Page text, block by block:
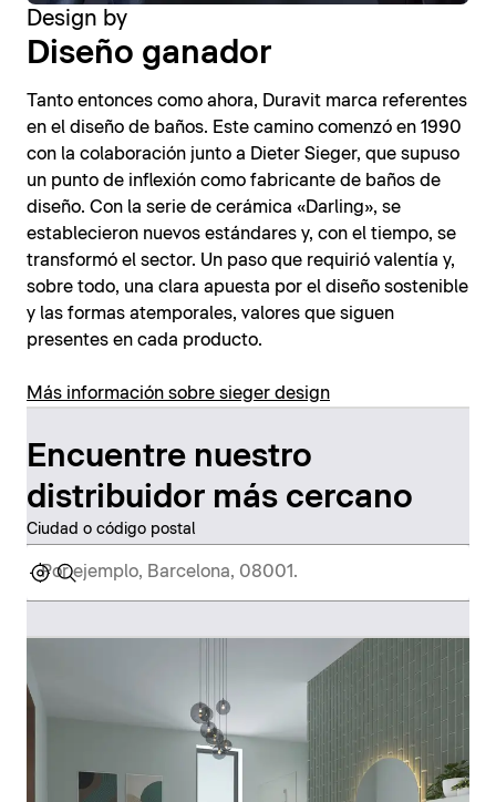
Design by
Diseño ganador
Tanto entonces como ahora, Duravit marca referentes
en el diseño de baños. Este camino comenzó en 1990
con la colaboración junto a Dieter Sieger, que supuso
un punto de inflexión como fabricante de baños de
diseño. Con la serie de cerámica «Darling», se
establecieron nuevos estándares y, con el tiempo, se
transformó el sector. Un paso que requirió valentía y,
sobre todo, una clara apuesta por el diseño sostenible
y las formas atemporales, valores que siguen
presentes en cada producto.
Más información sobre sieger design
Encuentre nuestro
distribuidor más cercano
Ciudad o código postal